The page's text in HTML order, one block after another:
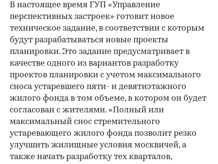
В настоящее время ГУП «Управление
перспективных застроек» готовит новое
техническое задание, в соответствии с которым
будут разрабатываться новые проекты
планировки. Это задание предусматривает в
качестве одного из вариантов разработку
проектов планировки с учетом максимального
сноса устаревшего пяти- и девятиэтажного
жилого фонда в том объеме, в котором он будет
согласован с жителями. «Полный или
максимальный снос стремительного
устаревающего жилого фонда позволит резко
улучшить жилищные условия москвичей, а
также начать разработку тех кварталов,